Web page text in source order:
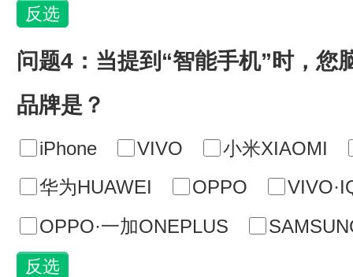
问题4：当提到“智能手机”时，您
品牌是？
iPhone VIVO
小米XIAOMI
华为HUAWEI
OPPO
OPPO·一加ONEPLUS